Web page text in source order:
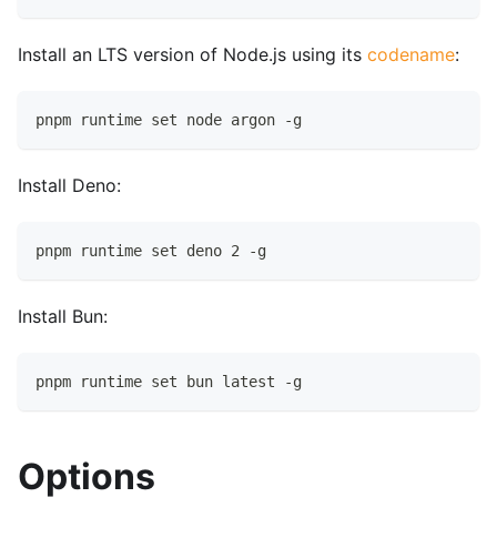
Install an LTS version of Node.js using its codename:
pnpm runtime set node argon -g
Install Deno:
pnpm runtime set deno 2 -g
Install Bun:
pnpm runtime set bun latest -g
Options